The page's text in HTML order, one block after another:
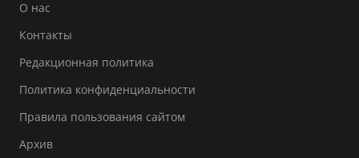
О нас
Контакты
Редакционная политика
Политика конфиденциальности
Правила пользования сайтом
Архив